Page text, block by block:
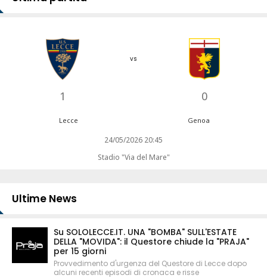
1
vs
0
Lecce Genoa
24/05/2026 20:45
Stadio "Via del Mare"
Ultime News
Su SOLOLECCE.IT. UNA "BOMBA" SULL'ESTATE
DELLA "MOVIDA": il Questore chiude la "PRAJA"
per 15 giorni
Provvedimento d'urgenza del Questore di Lecce dopo
alcuni recenti episodi di cronaca e risse